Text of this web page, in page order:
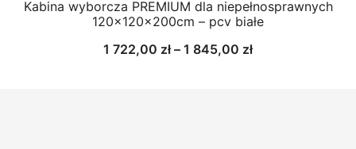
Kabina wyborcza PREMIUM dla niepełnosprawnych
120x120x200cm – pcv białe
1 722,00 zł – 1 845,00 złZakres